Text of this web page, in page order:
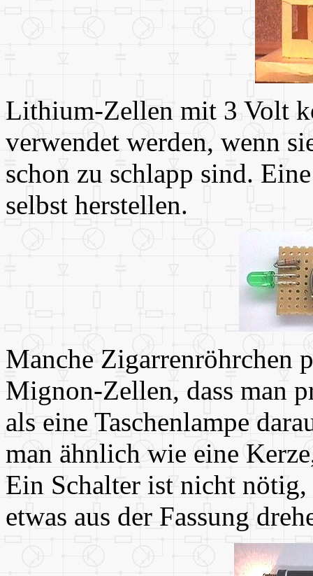
Lithium-Zellen mit 3 Volt
verwendet werden, wenn
schon zu schlapp sind.
selbst herstellen.
Manche Zigarrenröhrchen
Mignon-Zellen, dass man
als eine Taschenlampe
man ähnlich wie eine
Ein Schalter ist nicht
etwas aus der Fassung